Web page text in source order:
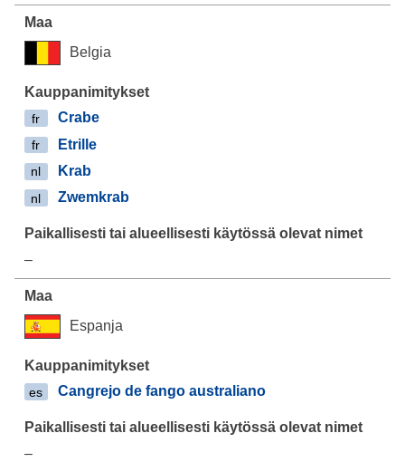
Belgia
fr Crabe
fr Etrille
nl Krab
nl Zwemkrab
–
Espanja
es Cangrejo de fango australiano
–